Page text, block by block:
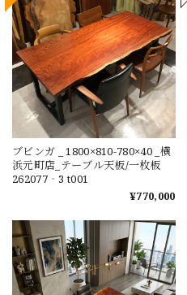
ブビンガ _ 1800×810-780×40 _横
浜元町店_テーブル天板/一枚板
262077‐3 t001
¥770,000